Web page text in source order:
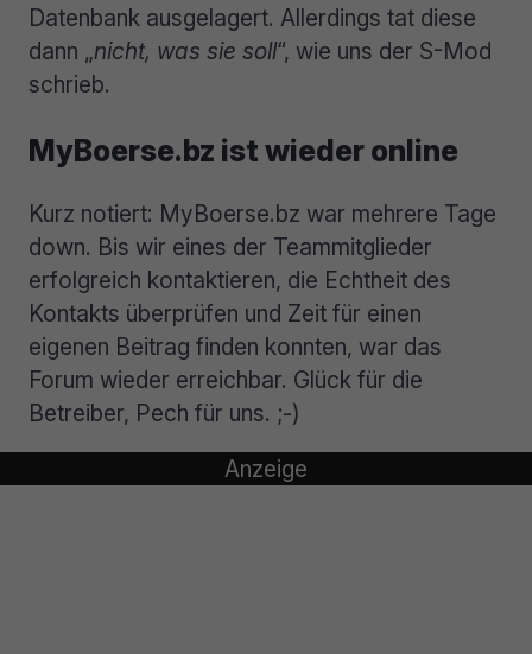
Datenbank ausgelagert. Allerdings tat diese
dann „nicht, was sie soll“, wie uns der S-Mod
schrieb.
MyBoerse.bz ist wieder online
Kurz notiert: MyBoerse.bz war mehrere Tage
down. Bis wir eines der Teammitglieder
erfolgreich kontaktieren, die Echtheit des
Kontakts überprüfen und Zeit für einen
eigenen Beitrag finden konnten, war das
Forum wieder erreichbar. Glück für die
Betreiber, Pech für uns. ;-)